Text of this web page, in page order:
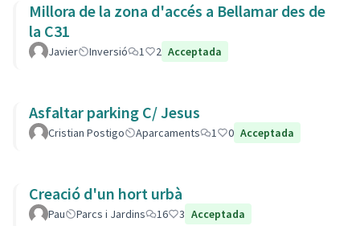
Millora de la zona d'accés a Bellamar des de
la C31
Javier Inversió 1 2 Acceptada
Asfaltar parking C/ Jesus
Cristian Postigo Aparcaments 1 0 Acceptada
Creació d'un hort urbà
Pau Parcs i Jardins 16 3 Acceptada